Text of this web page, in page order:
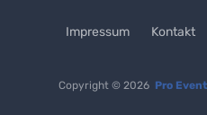
Impressum Kontakt
Copyright © 2026 Pro